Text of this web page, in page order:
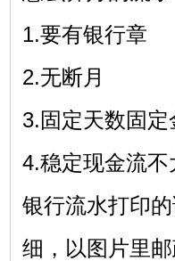
1.要有银行章
2.无断月
3.固定天数固
4.稳定现金流
银行流水打印
细，以图片里